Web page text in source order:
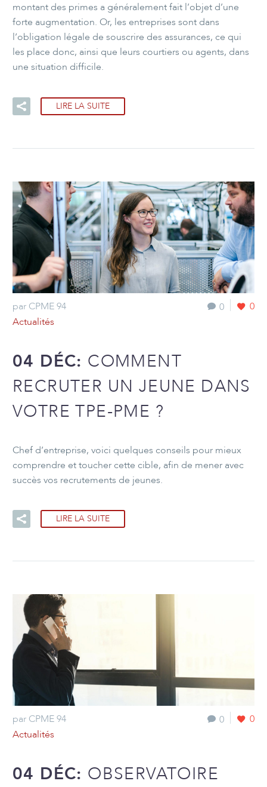
montant des primes a généralement fait l’objet d’une
forte augmentation. Or, les entreprises sont dans
l’obligation légale de souscrire des assurances, ce qui
les place donc, ainsi que leurs courtiers ou agents, dans
une situation difficile.
LIRE LA SUITE
0 0
par CPME 94
Actualités
04 DÉC: COMMENT
RECRUTER UN JEUNE DANS
VOTRE TPE-PME ?
Chef d’entreprise, voici quelques conseils pour mieux
comprendre et toucher cette cible, afin de mener avec
succès vos recrutements de jeunes.
LIRE LA SUITE
0 0
par CPME 94
Actualités
04 DÉC: OBSERVATOIRE